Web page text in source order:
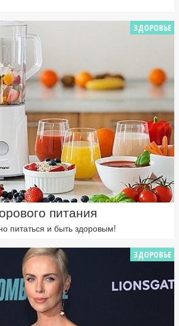
ЗДОРОВЬЕ
питания
питаться и быть здоровым!
ЗДОРОВЬЕ